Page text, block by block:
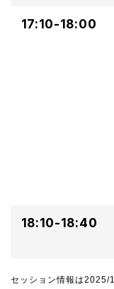
17:10-18:00
18:10-18:40
セッション情報は2025/